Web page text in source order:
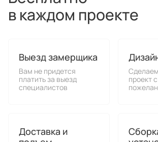
в каждом проекте
Выезд замерщика
Вам не придется
платить за выезд
специалистов
проект
Доставка и